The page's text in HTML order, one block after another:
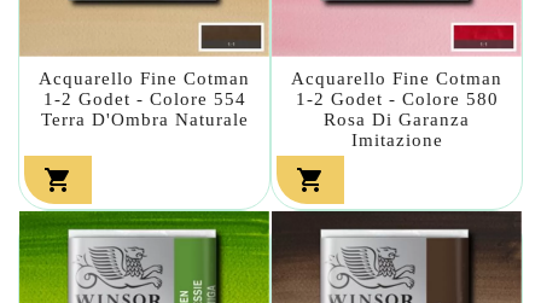
Acquarello Fine Cotman
1-2 Godet - Colore 554
Terra D'Ombra Naturale

Acquarello Fine Cotman
1-2 Godet - Colore 580
Rosa Di Garanza
Imitazione
